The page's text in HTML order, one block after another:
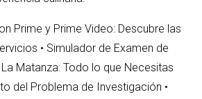
Prime y Prime Video: Descubre las
• Simulador de Examen de
Matanza: Todo lo que Necesitas
del Problema de Investigación •